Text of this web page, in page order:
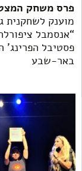
פרס משחק
מוענק לשחקנית
“אנסמבל
באר-שבע